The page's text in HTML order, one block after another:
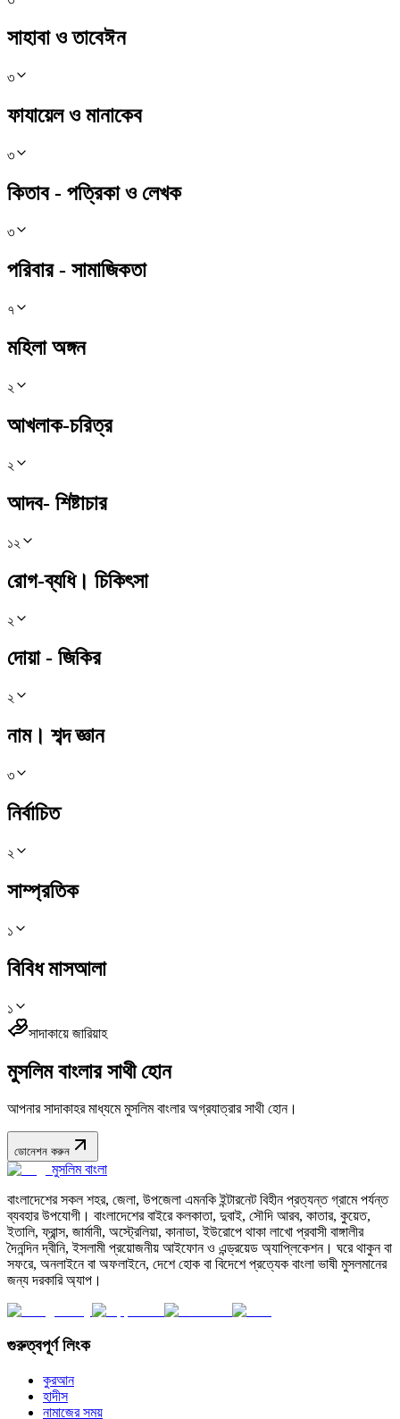
সাহাবা ও তাবেঈন
৩
ফাযায়েল ও মানাকেব
৩
কিতাব - পত্রিকা ও লেখক
৩
পরিবার - সামাজিকতা
৭
মহিলা অঙ্গন
২
আখলাক-চরিত্র
২
আদব- শিষ্টাচার
১২
রোগ-ব্যধি। চিকিৎসা
২
দোয়া - জিকির
২
নাম। শব্দ জ্ঞান
৩
নির্বাচিত
২
সাম্প্রতিক
১
বিবিধ মাসআলা
১
সাদাকায়ে জারিয়াহ
মুসলিম বাংলার সাথী হোন
আপনার সাদাকাহর মাধ্যমে মুসলিম বাংলার অগ্রযাত্রার সাথী হোন।
ডোনেশন করুন
মুসলিম বাংলা
বাংলাদেশের সকল শহর, জেলা, উপজেলা এমনকি ইন্টারনেট বিহীন প্রত্যন্ত গ্রামে পর্যন্ত
ব্যবহার উপযোগী। বাংলাদেশের বাইরে কলকাতা, দুবাই, সৌদি আরব, কাতার, কুয়েত,
ইতালি, ফ্রান্স, জার্মানী, অস্ট্রেলিয়া, কানাডা, ইউরোপে থাকা লাখো প্রবাসী বাঙ্গালীর
দৈনন্দিন দ্বীনি, ইসলামী প্রয়োজনীয় আইফোন ও এন্ড্রয়েড অ্যাপ্লিকেশন। ঘরে থাকুন বা
সফরে, অনলাইনে বা অফলাইনে, দেশে হোক বা বিদেশে প্রত্যেক বাংলা ভাষী মুসলমানের
জন্য দরকারি অ্যাপ।
গুরুত্বপূর্ণ লিংক
কুরআন
হাদীস
নামাজের সময়